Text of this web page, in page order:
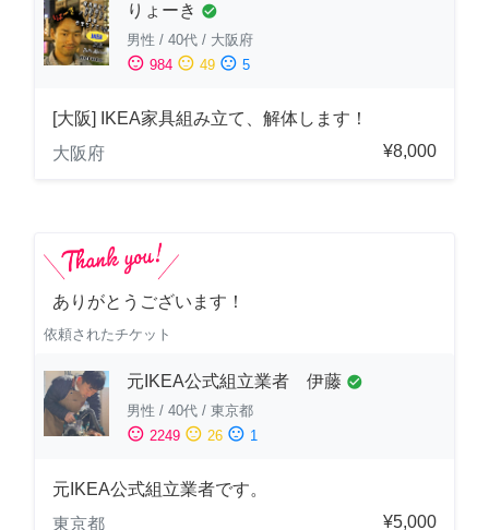
りょーき check_circle
男性 / 40代 / 大阪府
sentiment_satisfied 984 sentiment_neutral 49 sentiment_dissatisfied 5
[大阪] IKEA家具組み立て、解体します！
大阪府
¥8,000
ありがとうございます！
依頼されたチケット
元IKEA公式組立業者 伊藤 check_circle
男性 / 40代 / 東京都
sentiment_satisfied 2249 sentiment_neutral 26 sentiment_dissatisfied 1
元IKEA公式組立業者です。
東京都
¥5,000